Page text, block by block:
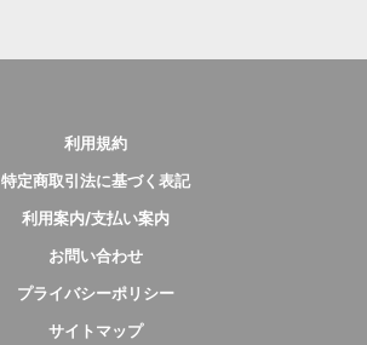
利用規約
特定商取引法に基づく表記
利用案内/支払い案内
お問い合わせ
プライバシーポリシー
サイトマップ